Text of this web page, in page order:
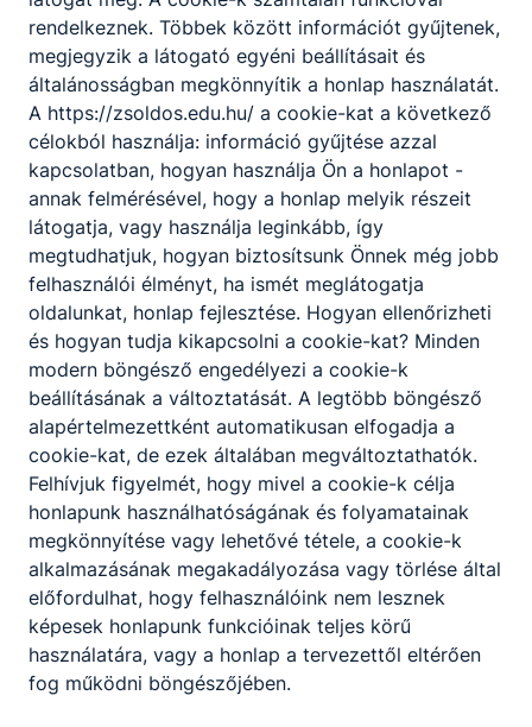
Partnereink
rendelkeznek. Többek között információt gyűjtenek,
megjegyzik a látogató egyéni beállításait és
általánosságban megkönnyítik a honlap használatát.
A https://zsoldos.edu.hu/ a cookie-kat a következő
célokból használja: információ gyűjtése azzal
kapcsolatban, hogyan használja Ön a honlapot -
annak felmérésével, hogy a honlap melyik részeit
látogatja, vagy használja leginkább, így
megtudhatjuk, hogyan biztosítsunk Önnek még jobb
felhasználói élményt, ha ismét meglátogatja
oldalunkat, honlap fejlesztése. Hogyan ellenőrizheti
és hogyan tudja kikapcsolni a cookie-kat? Minden
modern böngésző engedélyezi a cookie-k
beállításának a változtatását. A legtöbb böngésző
alapértelmezettként automatikusan elfogadja a
cookie-kat, de ezek általában megváltoztathatók.
Felhívjuk figyelmét, hogy mivel a cookie-k célja
honlapunk használhatóságának és folyamatainak
megkönnyítése vagy lehetővé tétele, a cookie-k
alkalmazásának megakadályozása vagy törlése által
előfordulhat, hogy felhasználóink nem lesznek
képesek honlapunk funkcióinak teljes körű
használatára, vagy a honlap a tervezettől eltérően
fog működni böngészőjében.